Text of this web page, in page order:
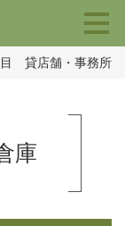
貸店舗・事務所
庫